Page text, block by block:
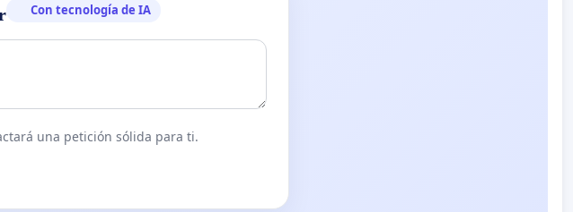
Con tecnología de IA
una petición sólida para ti.